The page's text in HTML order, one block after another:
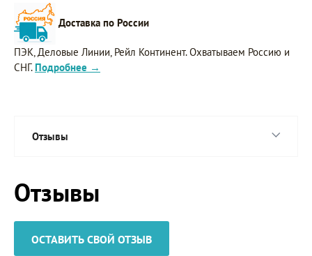
Доставка по России
ПЭК, Деловые Линии, Рейл Континент. Охватываем Россию и
СНГ. Подробнее →
Отзывы
Отзывы
ОСТАВИТЬ СВОЙ ОТЗЫВ